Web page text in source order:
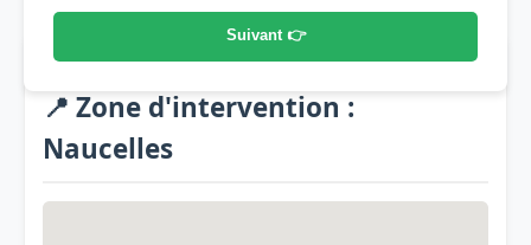
Suivant 👉
📍 Zone d'intervention :
Naucelles